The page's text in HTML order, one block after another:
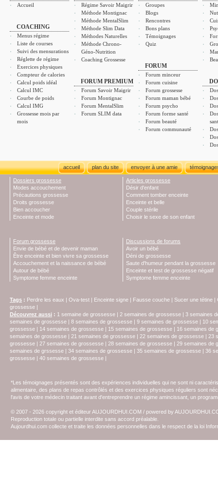
Accueil
COACHING
Menus régime
Liste de courses
Suivi des mensurations
Réglette de régime
Exercices physiques
Compteur de calories
Calcul poids idéal
Calcul IMC
Courbe de poids
Calcul IMG
Grossesse mois par
mois
Régime Savoir Maigrir
Méthode Montignac
Méthode MentalSlim
Méthode Slim Data
Méthodes Naturelles
Méthode Chrono-
Géno-Nutrition
Coaching Grossesse
FORUM PREMIUM
Forum Savoir Maigrir
Forum Montignac
Forum MentalSlim
Forum SLIM data
Groupes
Blogs
Rencontres
Bons plans
Témoignages
Quiz
FORUM
Forum minceur
Forum cuisine
Forum grossesse
Forum maman bébé
Forum psycho
Forum forme santé
Forum beauté
Forum communauté
accueil plan du site envoyer à une amie
Dossiers grossesse
Modes accouchement
Précautions grossesse
Droits grossesse
Bien accoucher
Enceinte et mode
Articles grossesse
Désir d'enfant
Comment tomber enceinte
Enceinte et belle
Couple stérile
Choisir le sexe de son enfant
Forum grossesse
Envie de bébé et de devenir maman
Être enceinte et bien vivre sa grossesse
Accouchement et la naissance de bébé
Autour de bébé
Symptome femme enceinte
Discussions de forums
Avoir un bébé
Déni de grossesse
Saute d'humeur pendant la grossesse
Enceinte et test de grossesse négatif
Symptome femme enceinte
Tags : Perdre les eaux | Ova-test | Enceinte signe | Fausse couche | Sucer une tétine |
grossesse |
Découvrez aussi : 1 semaine de grossesse | 2 semaines de grossesse | 3 semaines
semaines de grossesse | 8 semaines de grossesse | 9 semaines de grossesse | 10
grossesse | 14 semaines de grossesse | 15 semaines de grossesse | 16 semaines de
semaines de grossesse | 21 semaines de grossesse | 22 semaines de grossesse | 23
grossesse | 27 semaines de grossesse | 28 semaines de grossesse | 29 semaines de
semaines de grssesse | 34 semaines de grossesse | 35 semaines de grossesse | 36
grossesse | 40 semaines de grossesse |
*Les témoignages présentés sont des expériences individuelles qui ne sont ni
alimentaire, des plans de repas contrôlés et des exercices physiques réguliers sont
l'avis de votre médecin traitant avant d'entreprendre un régime amincissant, un
© 2007 - 2026 copyright et éditeur AUJOURDHUI.COM / powered by
Reproduction totale ou partielle interdite sans accord préalable.
Aujourdhui.com collecte et traite les données personnelles dans le respect de la loi